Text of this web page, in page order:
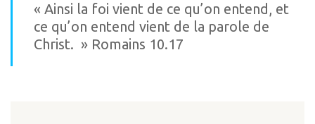
« Ainsi la foi vient de ce qu’on entend, et
ce qu’on entend vient de la parole de
Christ. » Romains 10.17